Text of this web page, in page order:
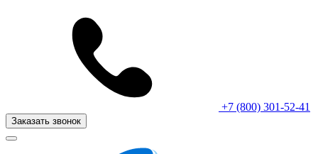
+7 (800) 301-52-41
Заказать звонок